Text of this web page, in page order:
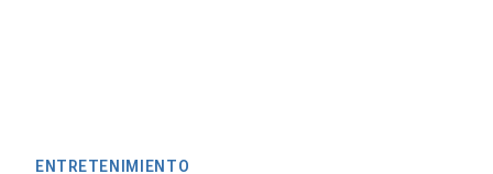
ENTRETENIMIENTO